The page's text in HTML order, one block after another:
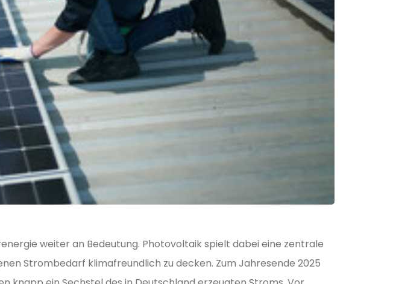
weiter an Bedeutung. Photovoltaik spielt dabei eine zentrale
Strombedarf klimafreundlich zu decken. Zum Jahresende 2025